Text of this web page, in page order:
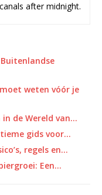
after midnight.
weten vóór je
de Wereld van…
gids voor…
regels en…
Een…